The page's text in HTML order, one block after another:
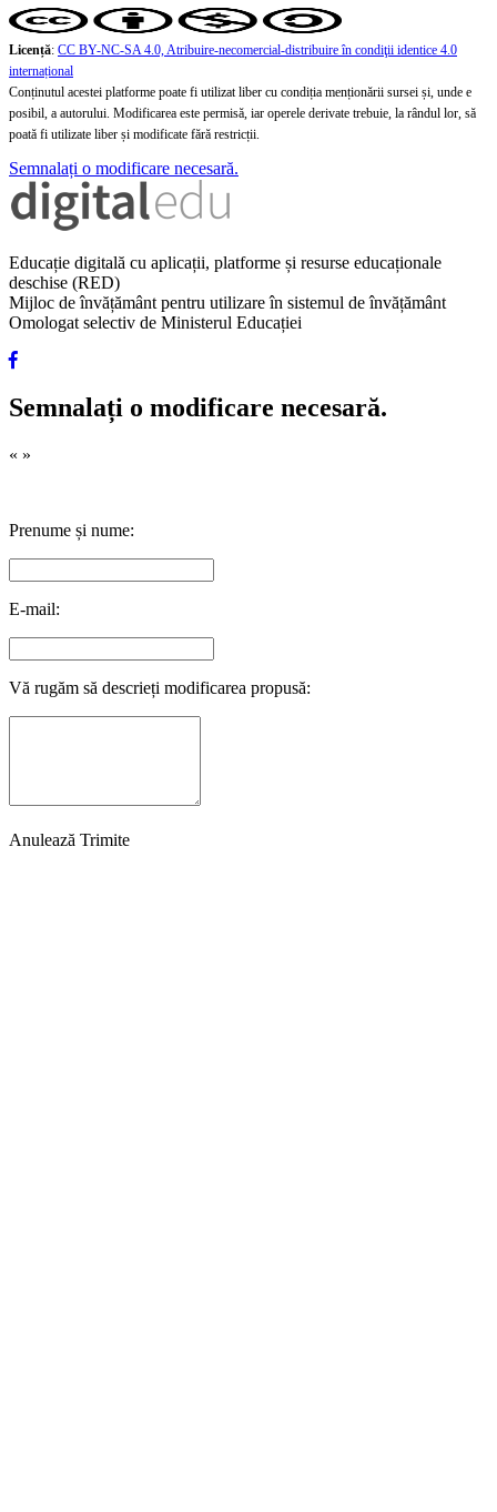
Licență: CC BY-NC-SA 4.0, Atribuire-necomercial-distribuire în condiţii identice 4.0
internațional
Conținutul acestei platforme poate fi utilizat liber cu condiția menționării sursei și, unde e
posibil, a autorului. Modificarea este permisă, iar operele derivate trebuie, la rândul lor, să
poată fi utilizate liber și modificate fără restricții.
Semnalați o modificare necesară.
Educație digitală cu aplicații, platforme și resurse educaționale
deschise (RED)
Mijloc de învățământ pentru utilizare în sistemul de învățământ
Omologat selectiv de Ministerul Educației
Semnalați o modificare necesară.
« »
Prenume și nume:
E-mail:
Vă rugăm să descrieți modificarea propusă:
Anulează Trimite